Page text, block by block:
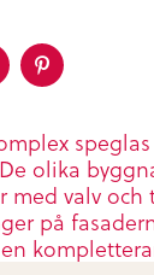
Dela
på
linkedin
på